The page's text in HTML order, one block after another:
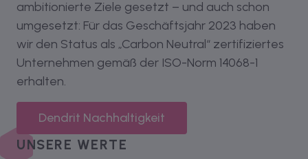
ambitionierte Ziele gesetzt – und auch schon
umgesetzt: Für das Geschäftsjahr 2023 haben
wir den Status als „Carbon Neutral“ zertifiziertes
Unternehmen gemäß der ISO-Norm 14068-1
erhalten.
Dendrit Nachhaltigkeit
UNSERE WERTE